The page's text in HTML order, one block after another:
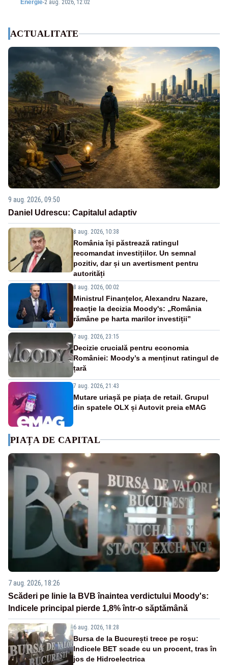
Energie-2 aug. 2026, 12:02
ACTUALITATE
9 aug. 2026, 09:50
Daniel Udrescu: Capitalul adaptiv
8 aug. 2026, 10:38
România își păstrează ratingul
recomandat investițiilor. Un semnal
pozitiv, dar și un avertisment pentru
autorități
8 aug. 2026, 00:02
Ministrul Finanțelor, Alexandru Nazare,
reacție la decizia Moody's: „România
rămâne pe harta marilor investiții”
7 aug. 2026, 23:15
Decizie crucială pentru economia
României: Moody’s a menținut ratingul de
țară
7 aug. 2026, 21:43
Mutare uriașă pe piața de retail. Grupul
din spatele OLX și Autovit preia eMAG
PIAȚA DE CAPITAL
7 aug. 2026, 18:26
Scăderi pe linie la BVB înaintea verdictului Moody's:
Indicele principal pierde 1,8% într-o săptămână
6 aug. 2026, 18:28
Bursa de la București trece pe roșu:
Indicele BET scade cu un procent, tras în
jos de Hidroelectrica